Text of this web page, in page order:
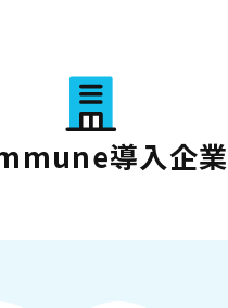
導入企業